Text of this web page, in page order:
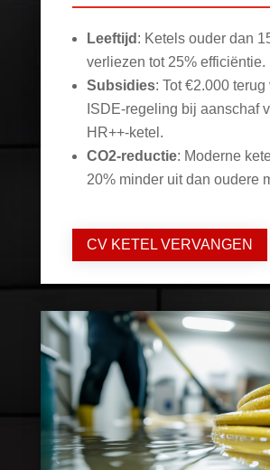
Leeftijd : Ketels ouder dan
verliezen tot 25% efficiëntie.
Subsidies: Tot €2.000 terug
ISDE-regeling bij aanschaf
HR++-ketel.
CO2-reductie: Moderne
20% minder uit dan oudere
CV KETEL VERVANGEN